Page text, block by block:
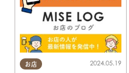
お店 2024.05.19